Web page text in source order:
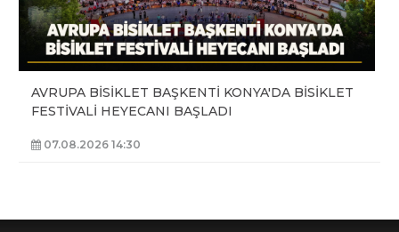
AVRUPA BİSİKLET BAŞKENTİ KONYA'DA BİSİKLET
FESTİVALİ HEYECANI BAŞLADI
07.08.2026 14:30